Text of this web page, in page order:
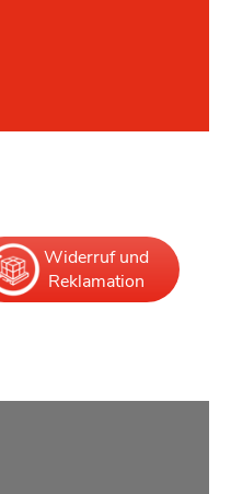
Widerruf und
Reklamation